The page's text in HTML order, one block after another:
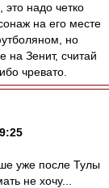
это надо четко
на его месте
но
на Зенит, считай
чревато.
уже после Тулы
не хочу...